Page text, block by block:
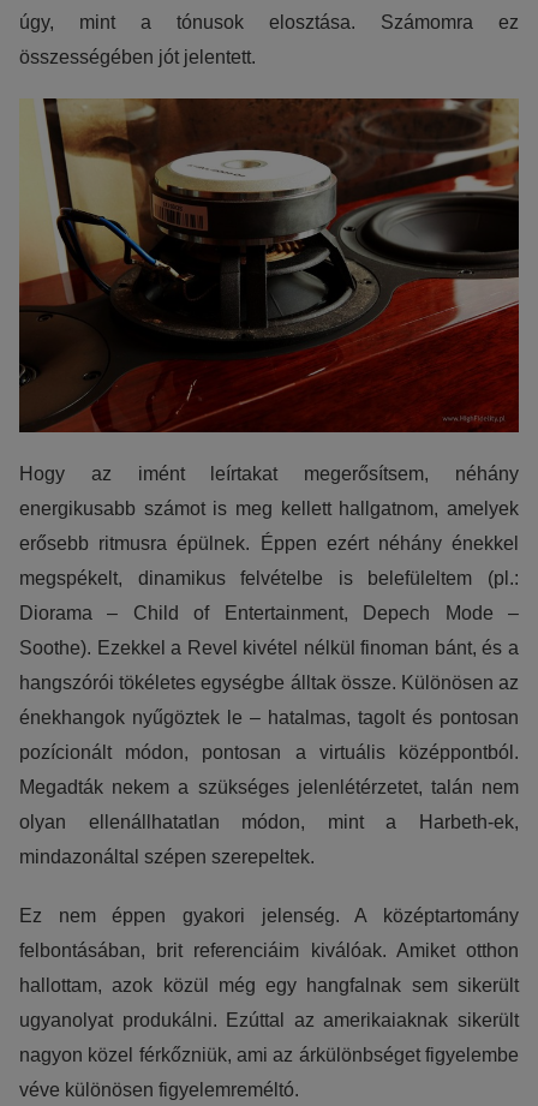
úgy, mint a tónusok elosztása. Számomra ez
összességében jót jelentett.
Hogy az imént leírtakat megerősítsem, néhány
energikusabb számot is meg kellett hallgatnom, amelyek
erősebb ritmusra épülnek. Éppen ezért néhány énekkel
megspékelt, dinamikus felvételbe is belefüleltem (pl.:
Diorama – Child of Entertainment, Depech Mode –
Soothe). Ezekkel a Revel kivétel nélkül finoman bánt, és a
hangszórói tökéletes egységbe álltak össze. Különösen az
énekhangok nyűgöztek le – hatalmas, tagolt és pontosan
pozícionált módon, pontosan a virtuális középpontból.
Megadták nekem a szükséges jelenlétérzetet, talán nem
olyan ellenállhatatlan módon, mint a Harbeth-ek,
mindazonáltal szépen szerepeltek.
Ez nem éppen gyakori jelenség. A középtartomány
felbontásában, brit referenciáim kiválóak. Amiket otthon
hallottam, azok közül még egy hangfalnak sem sikerült
ugyanolyat produkálni. Ezúttal az amerikaiaknak sikerült
nagyon közel férkőzniük, ami az árkülönbséget figyelembe
véve különösen figyelemreméltó.